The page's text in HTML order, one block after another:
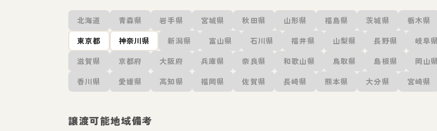
北海道 青森県 岩手県 宮城県 秋田県 山形県 福島県 茨城県
栃木県
東京都
神奈川県 新潟県 富山県 石川県 福井県 山梨県 長野県
岐阜
滋賀県
京都府 大阪府 兵庫県 奈良県 和歌山県 鳥取県 島根県
岡山
香川県
愛媛県 高知県 福岡県 佐賀県 長崎県 熊本県 大分県 宮崎県
譲渡可能地域備考